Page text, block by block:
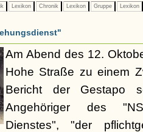
Lexikon Chronik Lexikon Gruppe Lexikon
Am Abend des 12.
Hohe Straße zu einem
Bericht der Gestapo
Angehöriger des
Dienstes", "der